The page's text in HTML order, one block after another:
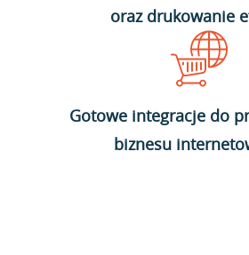
oraz drukowanie
Gotowe integracje do
biznesu